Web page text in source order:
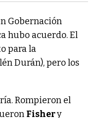
Gobernación
hubo acuerdo. El
para la
Durán), pero los
Rompieron el
Fishery